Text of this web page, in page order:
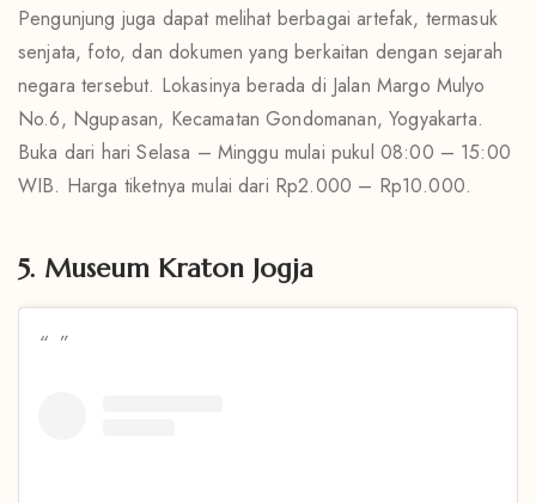
Pengunjung juga dapat melihat berbagai artefak, termasuk
senjata, foto, dan dokumen yang berkaitan dengan sejarah
negara tersebut. Lokasinya berada di Jalan Margo Mulyo
No.6, Ngupasan, Kecamatan Gondomanan, Yogyakarta.
Buka dari hari Selasa – Minggu mulai pukul 08:00 – 15:00
WIB. Harga tiketnya mulai dari Rp2.000 – Rp10.000.
5. Museum Kraton Jogja